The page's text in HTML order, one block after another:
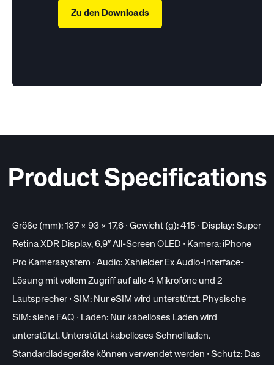
Zu den Downloads
Product Specifications
Größe (mm): 187 × 93 × 17,6 · Gewicht (g): 415 · Display: Super
Retina XDR Display, 6,9″ All-Screen OLED · Kamera: iPhone
Pro Kamerasystem · Audio: Xshielder Ex Audio-Interface-
Lösung mit vollem Zugriff auf alle 4 Mikrofone und 2
Lautsprecher · SIM: Nur eSIM wird unterstützt. Physische
SIM: siehe FAQ · Laden: Nur kabelloses Laden wird
unterstützt. Unterstützt kabelloses Schnellladen.
Standardladegeräte können verwendet werden · Schutz: Das